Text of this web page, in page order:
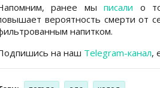
ранее мыписали о
вероятность смерти от
напитком.
на наш Telegram-канал,